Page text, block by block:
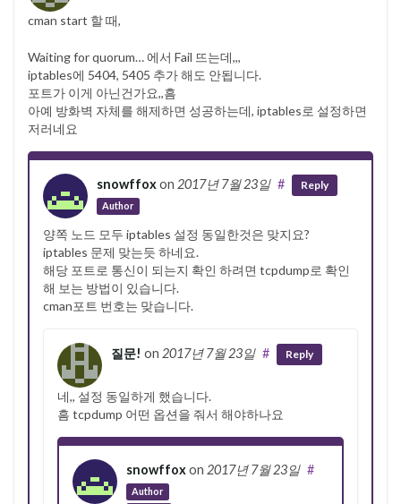
cman start 할 때,
Waiting for quorum… 에서 Fail 뜨는데,,,
iptables에 5404, 5405 추가 해도 안됩니다.
포트가 이게 아닌건가요,,흠
아예 방화벽 자체를 해제하면 성공하는데, iptables로 설정하면
저러네요
snowffoxon 2017년 7월 23일
Author
# Reply
양쪽 노드 모두 iptables 설정 동일한것은 맞지요?
iptables 문제 맞는듯 하네요.
해당 포트로 통신이 되는지 확인 하려면 tcpdump로 확인
해 보는 방법이 있습니다.
cman포트 번호는 맞습니다.
질문! on 2017년 7월 23일 # Reply
네,, 설정 동일하게 했습니다.
흠 tcpdump 어떤 옵션을 줘서 해야하나요
snowffoxon 2017년 7월 23일
Author
#